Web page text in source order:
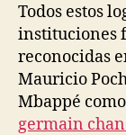
Todos estos
instituciones
reconocidas
Mauricio
Mbappé
germain